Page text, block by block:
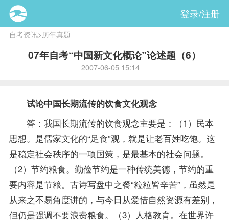
登录/注册
自考资讯>历年真题
07年自考“中国新文化概论”论述题（6）
2007-06-05 15:14
试论中国长期流传的饮食文化观念
答：我国长期流传的饮食观念主要是：（1）民本
思想。是儒家文化的“足食”观，就是让老百姓吃饱。这
是稳定社会秩序的一项国策，是最基本的社会问题。
（2）节约粮食。勤俭节约是一种传统美德，节约的重
要内容是节粮。古诗写盘中之餐“粒粒皆辛苦”，虽然是
从来之不易角度讲的，与今日从爱惜自然资源有差别，
但仍是强调不要浪费粮食。（3）人格教育。在世界许